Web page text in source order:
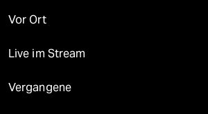
Vor Ort
Live im Stream
Vergangene